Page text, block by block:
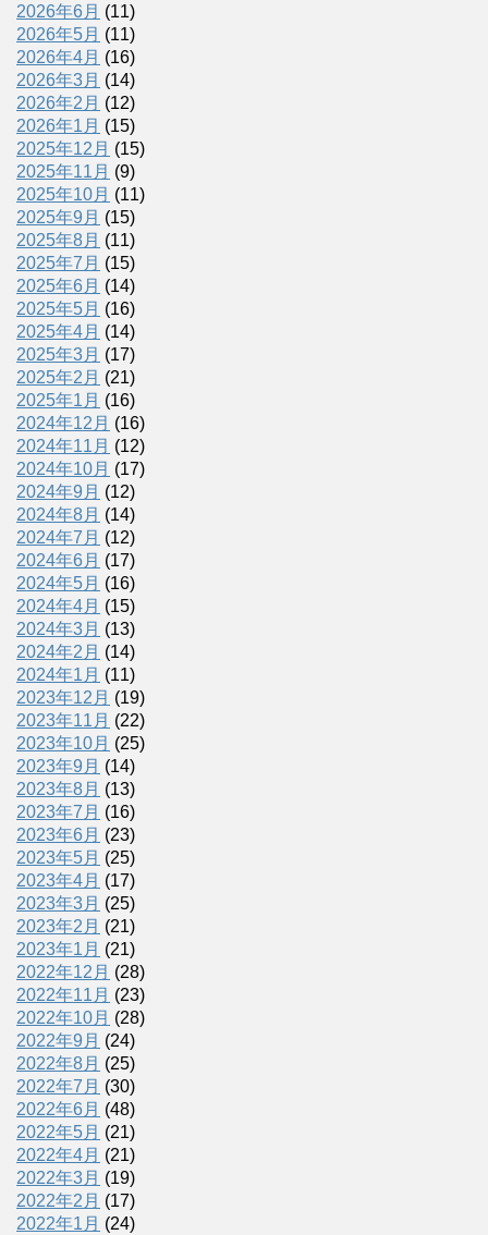
2026年6月 (11)
2026年5月 (11)
2026年4月 (16)
2026年3月 (14)
2026年2月 (12)
2026年1月 (15)
2025年12月 (15)
2025年11月 (9)
2025年10月 (11)
2025年9月 (15)
2025年8月 (11)
2025年7月 (15)
2025年6月 (14)
2025年5月 (16)
2025年4月 (14)
2025年3月 (17)
2025年2月 (21)
2025年1月 (16)
2024年12月 (16)
2024年11月 (12)
2024年10月 (17)
2024年9月 (12)
2024年8月 (14)
2024年7月 (12)
2024年6月 (17)
2024年5月 (16)
2024年4月 (15)
2024年3月 (13)
2024年2月 (14)
2024年1月 (11)
2023年12月 (19)
2023年11月 (22)
2023年10月 (25)
2023年9月 (14)
2023年8月 (13)
2023年7月 (16)
2023年6月 (23)
2023年5月 (25)
2023年4月 (17)
2023年3月 (25)
2023年2月 (21)
2023年1月 (21)
2022年12月 (28)
2022年11月 (23)
2022年10月 (28)
2022年9月 (24)
2022年8月 (25)
2022年7月 (30)
2022年6月 (48)
2022年5月 (21)
2022年4月 (21)
2022年3月 (19)
2022年2月 (17)
2022年1月 (24)